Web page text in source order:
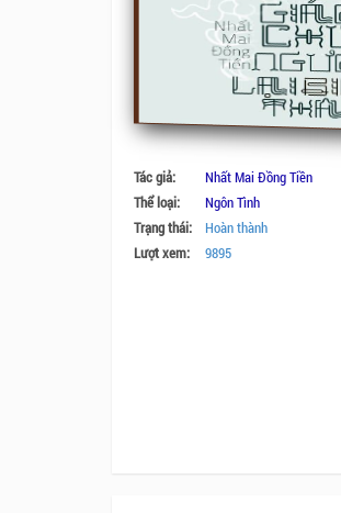
Tác giả:
Nhất Mai Đồng Tiền
Thể loại:
Ngôn Tình
Trạng thái:
Hoàn thành
Lượt xem:
9895